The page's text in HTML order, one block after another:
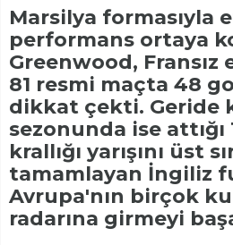
Marsilya formasıyla
performans ortaya
Greenwood, Fransız
81 resmi maçta 48
dikkat çekti. Geride
sezonunda ise attığı
krallığı yarışını üst
tamamlayan İngiliz
Avrupa'nın birçok
radarına girmeyi